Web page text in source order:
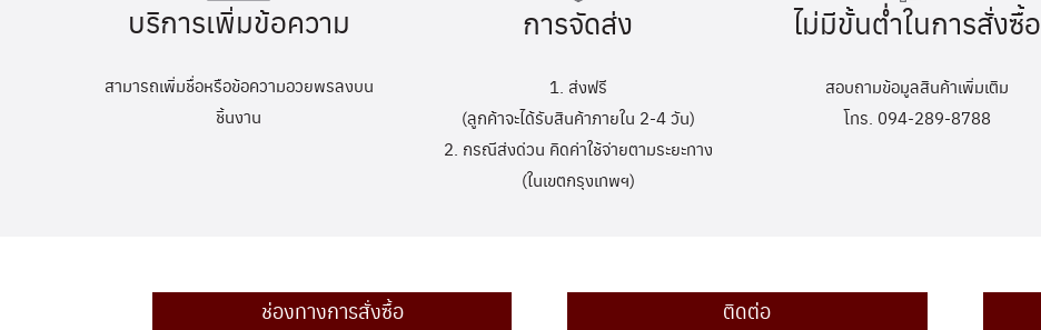
บริการเพิ่มข้อความ
สามารถเพิ่มชื่อหรือข้อความอวยพรลงบน
ชิ้นงาน
การจัดส่ง
1. ส่งฟรี
(ลูกค้าจะได้รับสินค้าภายใน 2-4 วัน)
2. กรณีส่งด่วน คิดค่าใช้จ่ายตามระยะทาง
(ในเขตกรุงเทพฯ)
ไม่มีขั้นต่ำในการสั่งซื้อ
สอบถามข้อมูลสินค้าเพิ่มเติม
โทร. 094-289-8788
ช่องทางการสั่งซื้อ ติดต่อ